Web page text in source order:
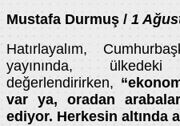
Mustafa Durmuş / 1
Hatırlayalım,
yayınında,
değerlendirirken,
var ya, oradan
ediyor. Herkesin altında